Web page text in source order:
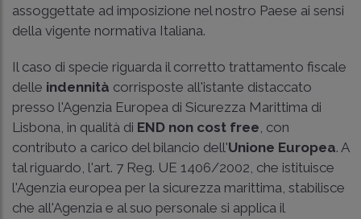
assoggettate ad imposizione nel nostro Paese ai sensi
della vigente normativa Italiana.
Il caso di specie riguarda il corretto trattamento fiscale
delle indennità corrisposte all'istante distaccato
presso l'Agenzia Europea di Sicurezza Marittima di
Lisbona, in qualità di END non cost free, con
contributo a carico del bilancio dell'Unione Europea. A
tal riguardo, l'art. 7 Reg. UE 1406/2002, che istituisce
l'Agenzia europea per la sicurezza marittima, stabilisce
che all'Agenzia e al suo personale si applica il